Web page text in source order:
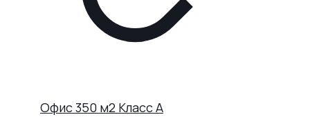
Офис 350 м2 Класс A